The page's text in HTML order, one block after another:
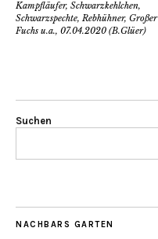
Kampfläufer, Schwarzkehlchen,
Schwarzspechte, Rebhühner, Großer
Fuchs u.a., 07.04.2020 (B.Glüer)
Suchen
NACHBARS GARTEN